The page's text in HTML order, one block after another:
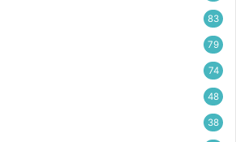
83
79
74
48
38